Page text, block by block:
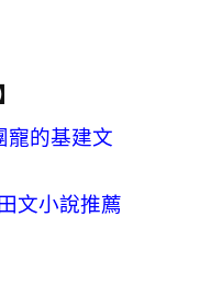
寵的基建文
文小說推薦